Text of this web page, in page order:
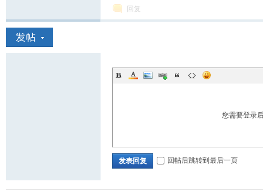
回复
您需要登录
发表回复 回帖后跳转到最后一页